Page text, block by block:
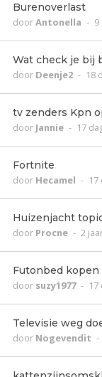
Burenoverlast
doorAntonella -
Wat check je bij
door Deenje2 - 18
tv zenders Kpn
door Jannie - 17
Fortnite
door Hecamel -
Huizenjacht
door Procne - 2
Futonbed
door suzy1977 -
Televisie weg
door Nogevendit -